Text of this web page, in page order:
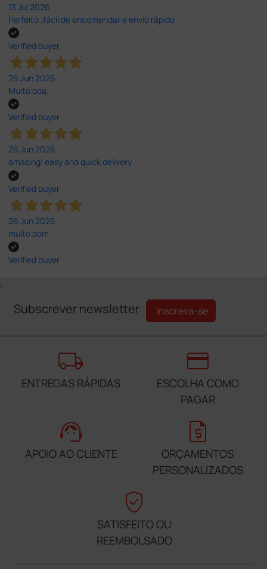
13 Jul 2026
Perfeito ,fácil de encomendar e envio rápido
Verified buyer
26 Jun 2026
Muito boa.
Verified buyer
26 Jun 2026
amazing! easy and quick delivery
Verified buyer
26 Jun 2026
muito bom
Verified buyer
;
Subscrever newsletter Inscreva-se
local_shipping
ENTREGAS RÁPIDAS
credit_card
ESCOLHA COMO
PAGAR
support_agent
APOIO AO CLIENTE
request_quote
ORÇAMENTOS
PERSONALIZADOS
verified_user
SATISFEITO OU
REEMBOLSADO